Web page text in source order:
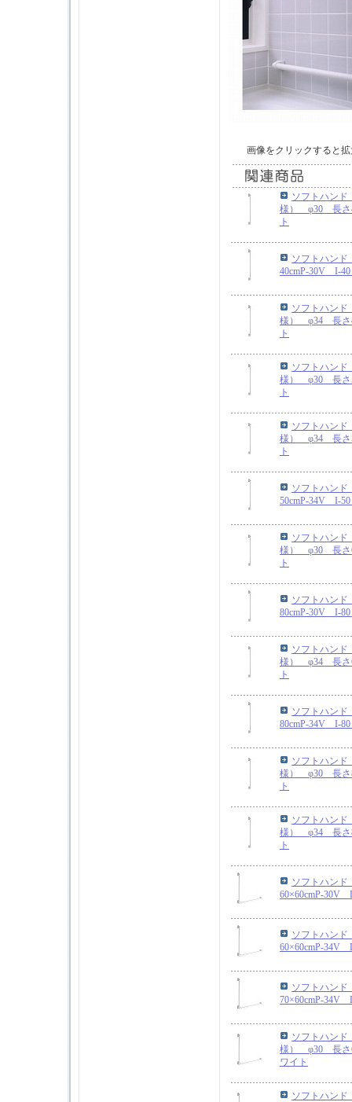
画像をクリックすると
ソフトハン
様） φ30 長さ
ト
ソフトハン
40cmP-30V I-
ソフトハン
様） φ34 長さ
ト
ソフトハン
様） φ30 長さ
ト
ソフトハン
様） φ34 長さ
ト
ソフトハン
50cmP-34V I-
ソフトハン
様） φ30 長さ
ト
ソフトハン
80cmP-30V I-
ソフトハン
様） φ34 長さ
ト
ソフトハン
80cmP-34V I-
ソフトハン
様） φ30 長さ
ト
ソフトハン
様） φ34 長さ
ト
ソフトハン
60×60cmP-30V
ソフトハン
60×60cmP-34V
ソフトハン
70×60cmP-34V
ソフトハン
様） φ30 長さ
ワイト
ソフトハン